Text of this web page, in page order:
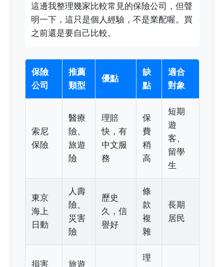
這邊我整理幾家比較常見的保險公司，但聲
明一下，這只是個人經驗，不是業配喔。買
之前還是要自己比較。
保險
公司
推薦
類型
優點
缺
點
適合
對象
索尼
保險
醫療
險、
旅遊
險
理賠
快，有
中文服
務
保
費
稍
高
短期
遊
客、
留學
生
東京
海上
日動
人壽
險、
災害
險
歷史
久，信
譽好
條
款
複
雜
長期
居民
損害 旅遊
理